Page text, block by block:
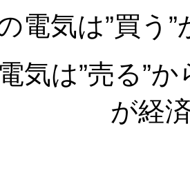
電気は”買う
気は”売る”
が経